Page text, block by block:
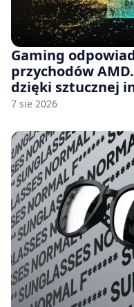
Gaming
przychodów
dzięki sztucznej
7 sie 2026